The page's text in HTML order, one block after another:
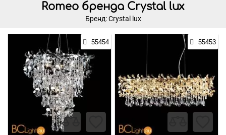
Romeo бренда Crystal lux
Бренд: Crystal lux
55454 55453